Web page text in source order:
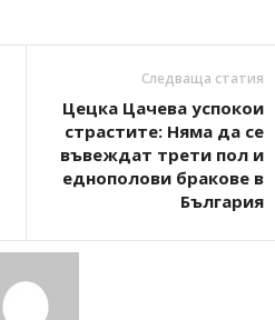
Следваща статия
Цецка Цачева успокои
страстите: Няма да се
въвеждат трети пол и
еднополови бракове в
България